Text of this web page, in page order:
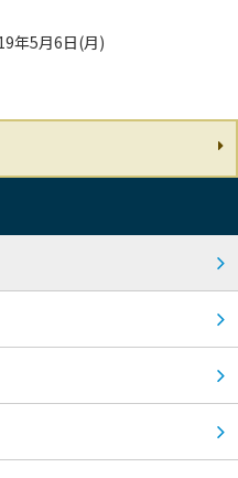
年5月6日(月)